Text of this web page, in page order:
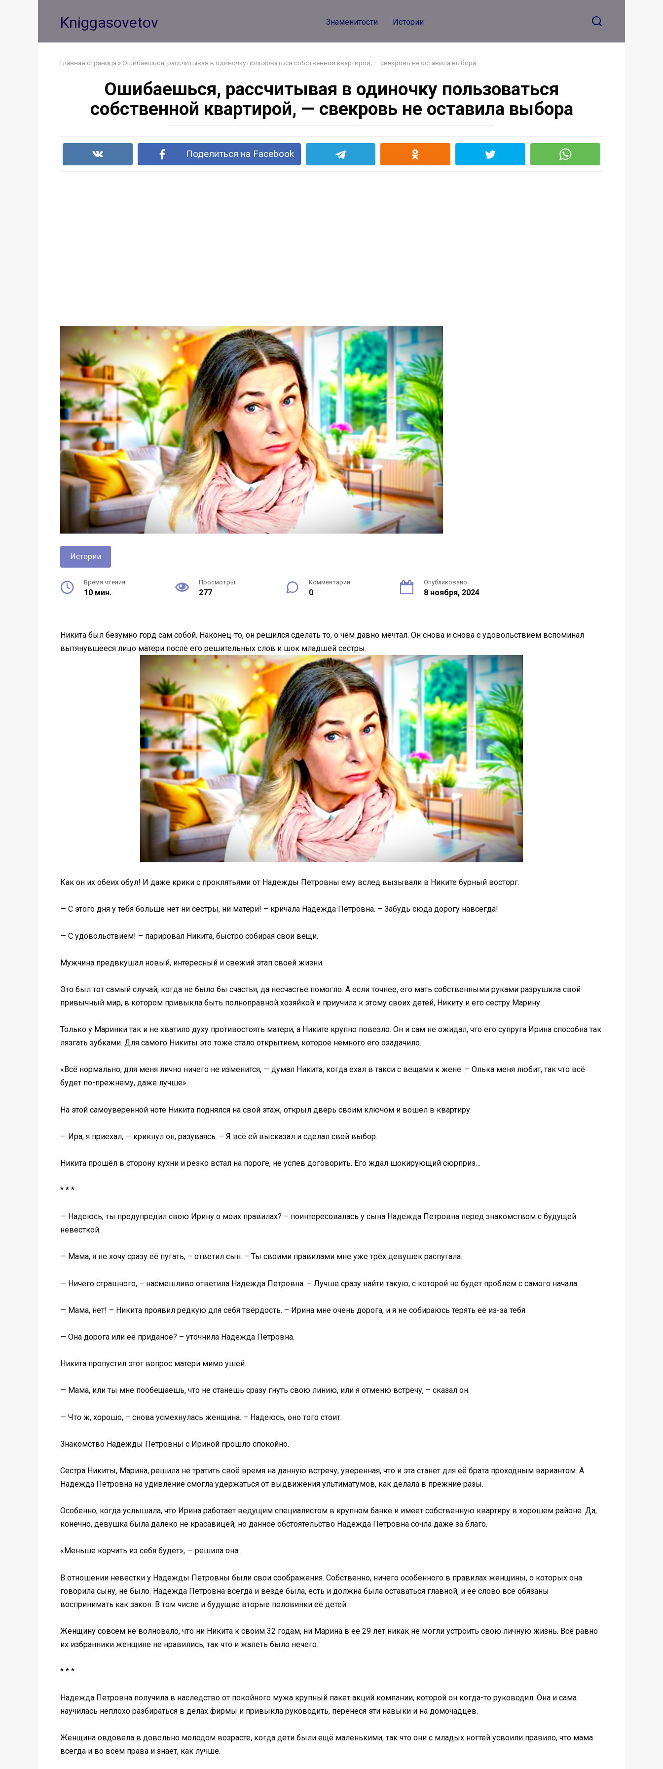
Kniggasovetov Знаменитости Истории
Главная страница » Ошибаешься, рассчитывая в одиночку пользоваться собственной квартирой, — свекровь не оставила выбора
Ошибаешься, рассчитывая в одиночку пользоваться
собственной квартирой, — свекровь не оставила выбора
Поделиться на Facebook
Истории
Время чтения
10 мин.
Просмотры
277
Комментарии
0
Опубликовано
8 ноября, 2024
Никита был безумно горд сам собой. Наконец-то, он решился сделать то, о чём давно мечтал. Он снова и снова с удовольствием вспоминал
вытянувшееся лицо матери после его решительных слов и шок младшей сестры.
Как он их обеих обул! И даже крики с проклятьями от Надежды Петровны ему вслед вызывали в Никите бурный восторг.
— С этого дня у тебя больше нет ни сестры, ни матери! – кричала Надежда Петровна. – Забудь сюда дорогу навсегда!
— С удовольствием! – парировал Никита, быстро собирая свои вещи.
Мужчина предвкушал новый, интересный и свежий этап своей жизни.
Это был тот самый случай, когда не было бы счастья, да несчастье помогло. А если точнее, его мать собственными руками разрушила свой
привычный мир, в котором привыкла быть полноправной хозяйкой и приучила к этому своих детей, Никиту и его сестру Марину.
Только у Маринки так и не хватило духу противостоять матери, а Никите крупно повезло. Он и сам не ожидал, что его супруга Ирина способна так
лязгать зубками. Для самого Никиты это тоже стало открытием, которое немного его озадачило.
«Всё нормально, для меня лично ничего не изменится, — думал Никита, когда ехал в такси с вещами к жене. – Олька меня любит, так что всё
будет по-прежнему, даже лучше».
На этой самоуверенной ноте Никита поднялся на свой этаж, открыл дверь своим ключом и вошёл в квартиру.
— Ира, я приехал, — крикнул он, разуваясь. – Я всё ей высказал и сделал свой выбор.
Никита прошёл в сторону кухни и резко встал на пороге, не успев договорить. Его ждал шокирующий сюрприз…
* * *
— Надеюсь, ты предупредил свою Ирину о моих правилах? – поинтересовалась у сына Надежда Петровна перед знакомством с будущей
невесткой.
— Мама, я не хочу сразу её пугать, – ответил сын. – Ты своими правилами мне уже трёх девушек распугала.
— Ничего страшного, – насмешливо ответила Надежда Петровна. – Лучше сразу найти такую, с которой не будет проблем с самого начала.
— Мама, нет! – Никита проявил редкую для себя твёрдость. – Ирина мне очень дорога, и я не собираюсь терять её из-за тебя.
— Она дорога или её приданое? – уточнила Надежда Петровна.
Никита пропустил этот вопрос матери мимо ушей.
— Мама, или ты мне пообещаешь, что не станешь сразу гнуть свою линию, или я отменю встречу, – сказал он.
— Что ж, хорошо, – снова усмехнулась женщина. – Надеюсь, оно того стоит.
Знакомство Надежды Петровны с Ириной прошло спокойно.
Сестра Никиты, Марина, решила не тратить своё время на данную встречу, уверенная, что и эта станет для её брата проходным вариантом. А
Надежда Петровна на удивление смогла удержаться от выдвижения ультиматумов, как делала в прежние разы.
Особенно, когда услышала, что Ирина работает ведущим специалистом в крупном банке и имеет собственную квартиру в хорошем районе. Да,
конечно, девушка была далеко не красавицей, но данное обстоятельство Надежда Петровна сочла даже за благо.
«Меньше корчить из себя будет», — решила она.
В отношении невестки у Надежды Петровны были свои соображения. Собственно, ничего особенного в правилах женщины, о которых она
говорила сыну, не было. Надежда Петровна всегда и везде была, есть и должна была оставаться главной, и её слово все обязаны
воспринимать как закон. В том числе и будущие вторые половинки её детей.
Женщину совсем не волновало, что ни Никита к своим 32 годам, ни Марина в её 29 лет никак не могли устроить свою личную жизнь. Всё равно
их избранники женщине не нравились, так что и жалеть было нечего.
* * *
Надежда Петровна получила в наследство от покойного мужа крупный пакет акций компании, которой он когда-то руководил. Она и сама
научилась неплохо разбираться в делах фирмы и привыкла руководить, перенеся эти навыки и на домочадцев.
Женщина овдовела в довольно молодом возрасте, когда дети были ещё маленькими, так что они с младых ногтей усвоили правило, что мама
всегда и во всём права и знает, как лучше.